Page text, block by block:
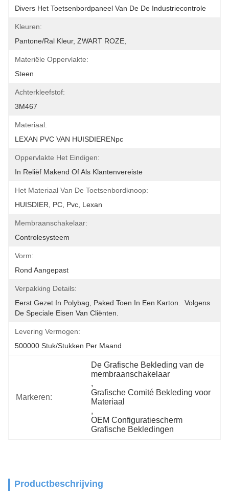
Divers Het Toetsenbordpaneel Van De De Industriecontrole
Kleuren:
Pantone/ral Kleur, ZWART ROZE,
Materiële Oppervlakte:
Steen
Achterkleefstof:
3M467
Materiaal:
LEXAN PVC VAN HUISDIERENpc
Oppervlakte Het Eindigen:
In Reliëf Makend Of Als Klantenvereiste
Het Materiaal Van De Toetsenbordknoop:
HUISDIER, PC, Pvc, Lexan
Membraanschakelaar:
Controlesysteem
Vorm:
Rond Aangepast
Verpakking Details:
Eerst Gezet In Polybag, Paked Toen In Een Karton.  Volgens
De Speciale Eisen Van Cliënten.
Levering Vermogen:
500000 Stuk/stukken Per Maand
Markeren:
De Grafische Bekleding van de
membraanschakelaar
,
Grafische Comité Bekleding voor
Materiaal
,
OEM Configuratiescherm
Grafische Bekledingen
Productbeschrijving